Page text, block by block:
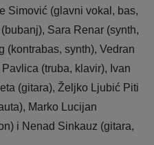
Simović (glavni vokal, bas,
Sara Renar (synth,
(kontrabas, synth), Vedran
(truba, klavir), Ivan
(gitara), Željko Ljubić Piti
Marko Lucijan
i Nenad Sinkauz (gitara,